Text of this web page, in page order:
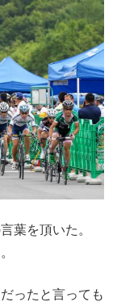
葉を頂いた。
ったと言っても